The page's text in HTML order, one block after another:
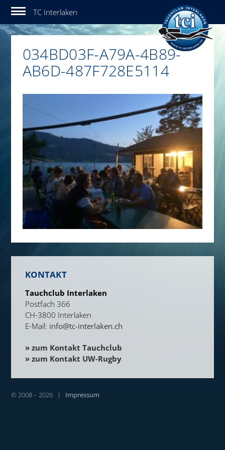
Tauchclub Interlaken
034BD03F-A79A-4B89-
AB6D-487F728E5114
KONTAKT
Tauchclub Interlaken
Postfach 366
CH-3800 Interlaken
E-Mail: info@tc-interlaken.ch
» zum Kontakt Tauchclub
» zum Kontakt UW-Rugby
© 2008 – 2026 | Impressum